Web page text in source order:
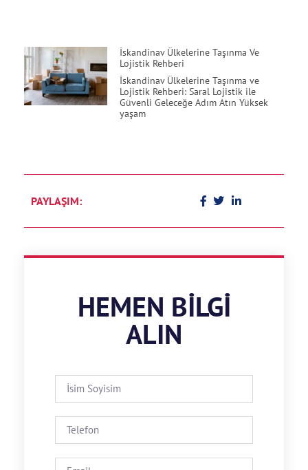
İskandinav Ülkelerine Taşınma Ve
Lojistik Rehberi
İskandinav Ülkelerine Taşınma ve
Lojistik Rehberi: Saral Lojistik ile
Güvenli Geleceğe Adım Atın Yüksek
yaşam
PAYLAŞIM:
HEMEN BILGI
ALIN